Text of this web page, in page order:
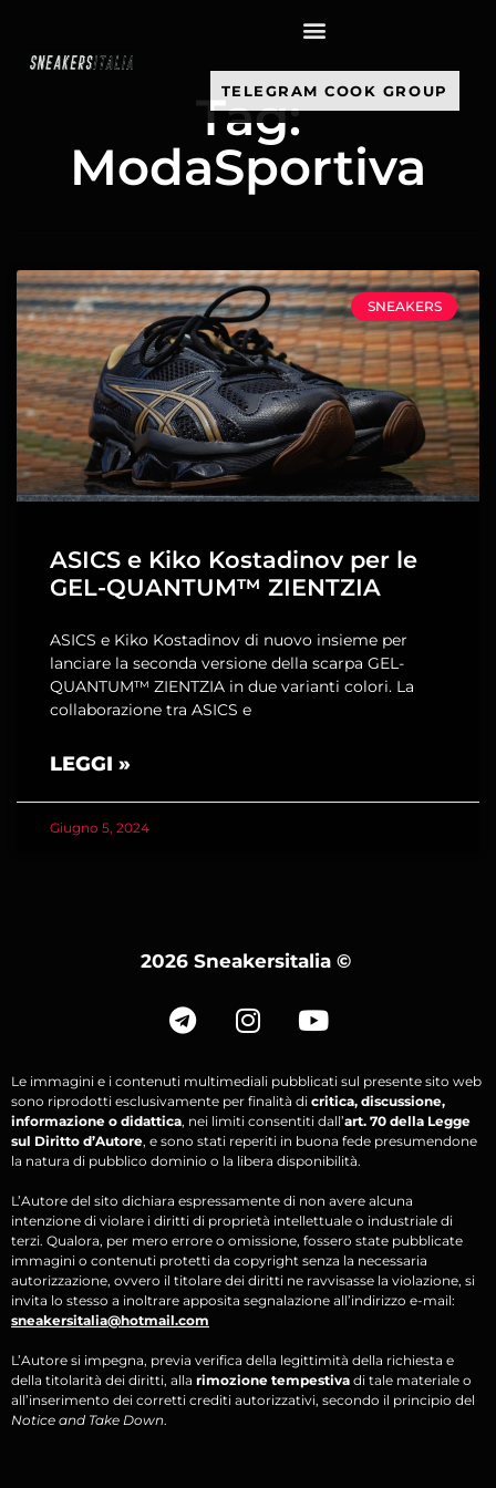
TELEGRAM COOK GROUP
Tag:
ModaSportiva
SNEAKERS
ASICS e Kiko Kostadinov per le
GEL-QUANTUM™ ZIENTZIA
ASICS e Kiko Kostadinov di nuovo insieme per
lanciare la seconda versione della scarpa GEL-
QUANTUM™ ZIENTZIA in due varianti colori. La
collaborazione tra ASICS e
LEGGI »
Giugno 5, 2024
2026 Sneakersitalia ©
Le immagini e i contenuti multimediali pubblicati sul presente sito web
sono riprodotti esclusivamente per finalità di critica, discussione,
informazione o didattica, nei limiti consentiti dall’art. 70 della Legge
sul Diritto d’Autore, e sono stati reperiti in buona fede presumendone
la natura di pubblico dominio o la libera disponibilità.
L’Autore del sito dichiara espressamente di non avere alcuna
intenzione di violare i diritti di proprietà intellettuale o industriale di
terzi. Qualora, per mero errore o omissione, fossero state pubblicate
immagini o contenuti protetti da copyright senza la necessaria
autorizzazione, ovvero il titolare dei diritti ne ravvisasse la violazione, si
invita lo stesso a inoltrare apposita segnalazione all’indirizzo e-mail:
sneakersitalia@hotmail.com
L’Autore si impegna, previa verifica della legittimità della richiesta e
della titolarità dei diritti, alla rimozione tempestiva di tale materiale o
all’inserimento dei corretti crediti autorizzativi, secondo il principio del
Notice and Take Down.